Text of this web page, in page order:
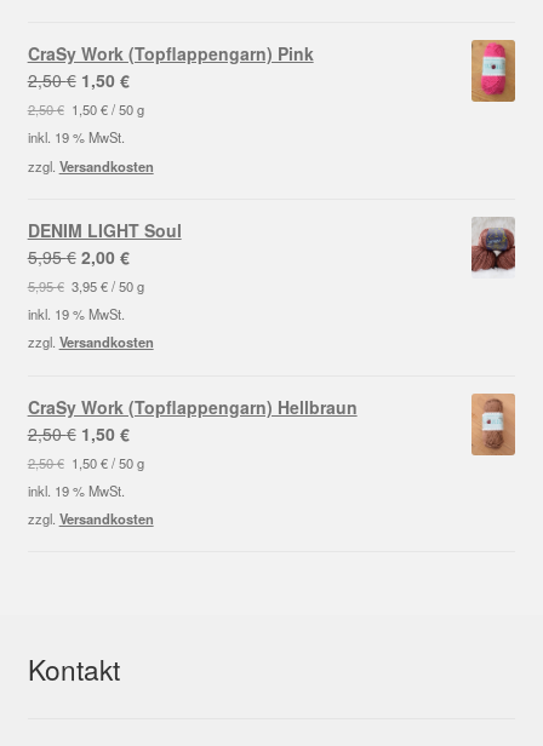
CraSy Work (Topflappengarn) Pink
2,50€ Ursprünglicher
Preis
war:
2,50 €
1,50 €Aktueller
Preis
1,50 €.
2,50€ 1,50€/50 g
inkl. 19 % MwSt.
zzgl. Versandkosten
DENIM LIGHT Soul
5,95€ Ursprünglicher
Preis
war:
5,95 €
2,00 €Aktueller
Preis
2,00 €.
5,95€ 3,95€/50 g
inkl. 19 % MwSt.
zzgl. Versandkosten
CraSy Work (Topflappengarn) Hellbraun
2,50€ Ursprünglicher
Preis
war:
2,50 €
1,50 €Aktueller
Preis
1,50 €.
2,50€ 1,50€/50 g
inkl. 19 % MwSt.
zzgl. Versandkosten
Kontakt